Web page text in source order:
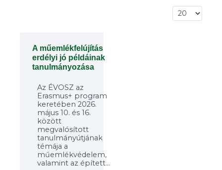
Tételek #
A műemlékfelújítás
erdélyi jó példáinak
tanulmányozása
Az ÉVOSZ az
Erasmus+ program
keretében 2026.
május 10. és 16.
között
megvalósított
tanulmányútjának
témája a
műemlékvédelem,
valamint az épített...